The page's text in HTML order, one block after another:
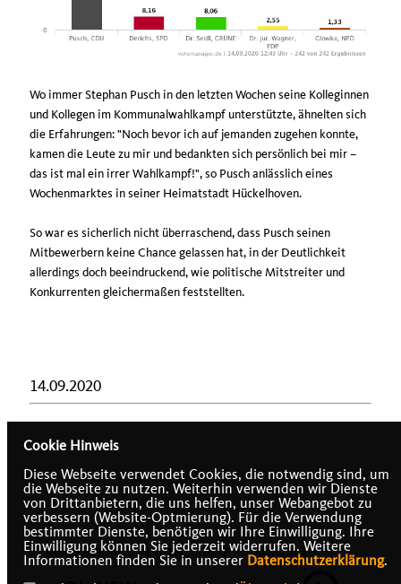
Wo immer Stephan Pusch in den letzten Wochen seine Kolleginnen
und Kollegen im Kommunalwahlkampf unterstützte, ähnelten sich
die Erfahrungen: "Noch bevor ich auf jemanden zugehen konnte,
kamen die Leute zu mir und bedankten sich persönlich bei mir –
das ist mal ein irrer Wahlkampf!", so Pusch anlässlich eines
Wochenmarktes in seiner Heimatstadt Hückelhoven.
So war es sicherlich nicht überraschend, dass Pusch seinen
Mitbewerbern keine Chance gelassen hat, in der Deutlichkeit
allerdings doch beeindruckend, wie politische Mitstreiter und
Konkurrenten gleichermaßen feststellten.
14.09.2020
IMPRESSUM DATENSCHUTZ KONTAKT
Cookie Hinweis
Diese Webseite verwendet Cookies, die notwendig sind, um
die Webseite zu nutzen. Weiterhin verwenden wir Dienste
von Drittanbietern, die uns helfen, unser Webangebot zu
verbessern (Website-Optmierung). Für die Verwendung
bestimmter Dienste, benötigen wir Ihre Einwilligung. Ihre
Einwilligung können Sie jederzeit widerrufen. Weitere
Informationen finden Sie in unserer Datenschutzerklärung.